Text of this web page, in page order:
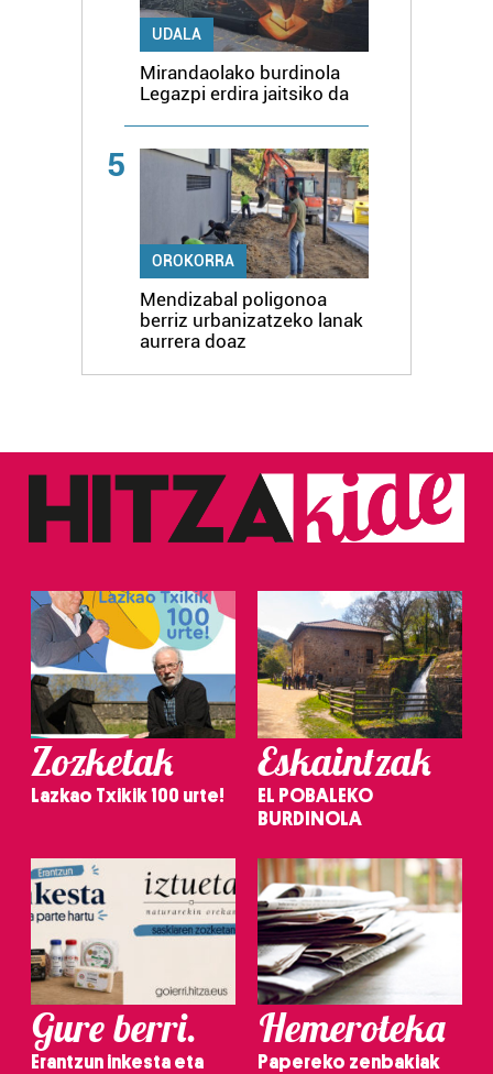
UDALA
Mirandaolako burdinola
Legazpi erdira jaitsiko da
5
OROKORRA
Mendizabal poligonoa
berriz urbanizatzeko lanak
aurrera doaz
Zozketak
Lazkao Txikik 100 urte!
Eskaintzak
EL POBALEKO
BURDINOLA
Gure berri.
Erantzun inkesta eta
Hemeroteka
Papereko zenbakiak